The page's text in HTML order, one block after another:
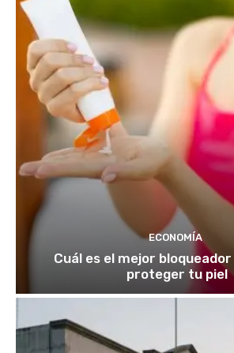
ECONOMÍA
Cuál es el mejor
proteger tu piel